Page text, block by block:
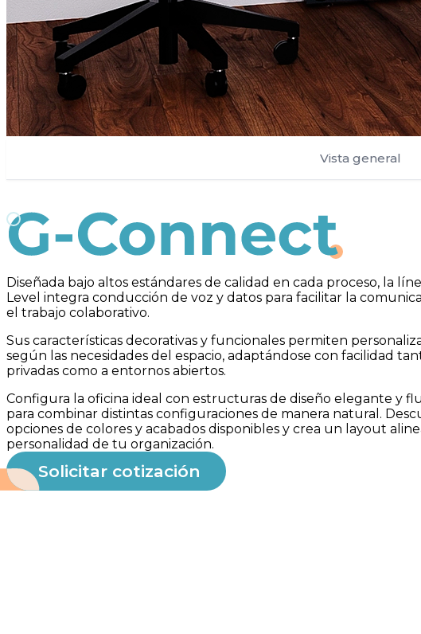
Vista general
G-Connect
Diseñada bajo altos estándares de calidad en cada proceso, la
Level integra conducción de voz y datos para facilitar la
el trabajo colaborativo.
Sus características decorativas y funcionales permiten
según las necesidades del espacio, adaptándose con facilidad
privadas como a entornos abiertos.
Configura la oficina ideal con estructuras de diseño elegante y
para combinar distintas configuraciones de manera natural.
opciones de colores y acabados disponibles y crea un layout
personalidad de tu organización.
Solicitar cotización